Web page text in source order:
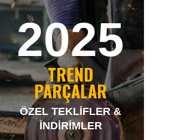
2025
TREND
PARÇALAR
ÖZEL TEKLİFLER &
İNDİRİMLER